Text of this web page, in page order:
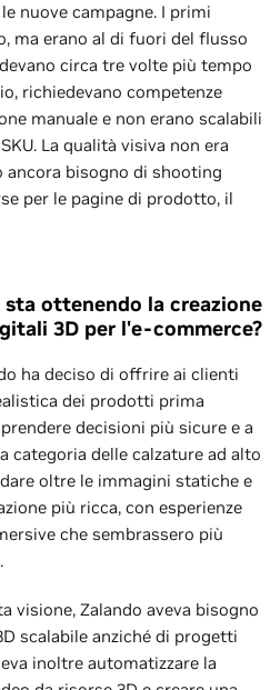
nuove campagne. I primi
ma erano al di fuori del flusso
circa tre volte più tempo
richiedevano competenze
manuale e non erano scalabili
La qualità visiva non era
ancora bisogno di shooting
per le pagine di prodotto, il
ottenendo la creazione
3D per l'e-commerce?
ha deciso di offrire ai clienti
dei prodotti prima
decisioni più sicure e a
categoria delle calzature ad alto
oltre le immagini statiche e
più ricca, con esperienze
che sembrassero più
visione, Zalando aveva bisogno
scalabile anziché di progetti
inoltre automatizzare la